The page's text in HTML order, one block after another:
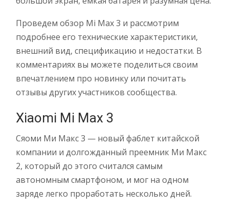
Проведем обзор Mi Max 3 и рассмотрим
подробнее его технические характеристики,
внешний вид, спецификацию и недостатки. В
комментариях вы можете поделиться своим
впечатлением про новинку или почитать
отзывы других участников сообщества.
Xiaomi Mi Max 3
Сяоми Ми Макс 3 — новый фаблет китайской
компании и долгожданный преемник Ми Макс
2, который до этого считался самым
автономным смартфоном, и мог на одном
заряде легко проработать несколько дней.